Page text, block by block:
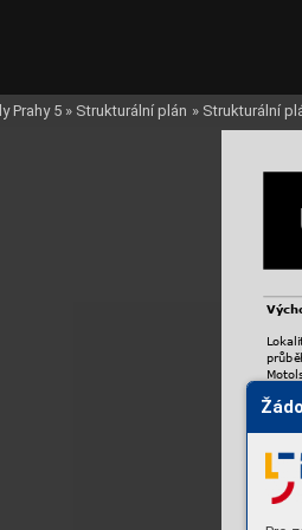
Jižní
Prahy 5 » Strukturální plán » Strukturální